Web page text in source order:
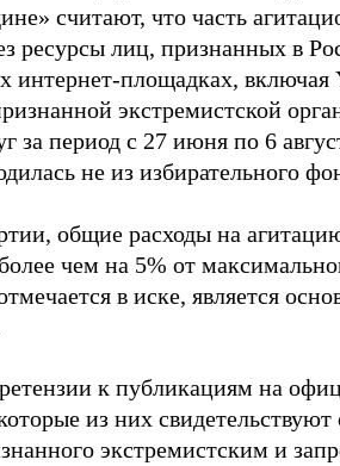
считают, что часть
ресурсы лиц, признанных в
интернет-площадках, включая
экстремистской
за период с 27 июня по 6
не из избирательного
общие расходы на
чем на 5% от
в иске, является
к публикациям на
из них свидетельствуют
экстремистским и